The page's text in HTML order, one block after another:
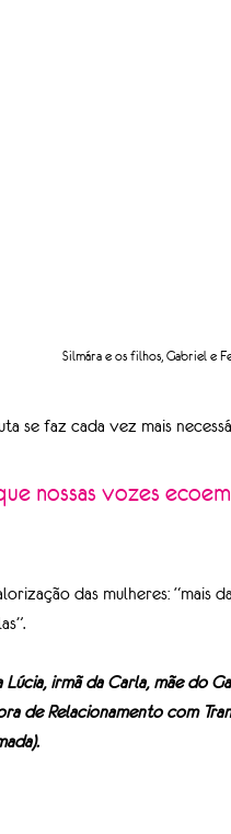
Silmára e os filhos, Gabriel e
se faz cada vez mais
das mulheres: “mais
irmã da Carla, mãe do
de Relacionamento com